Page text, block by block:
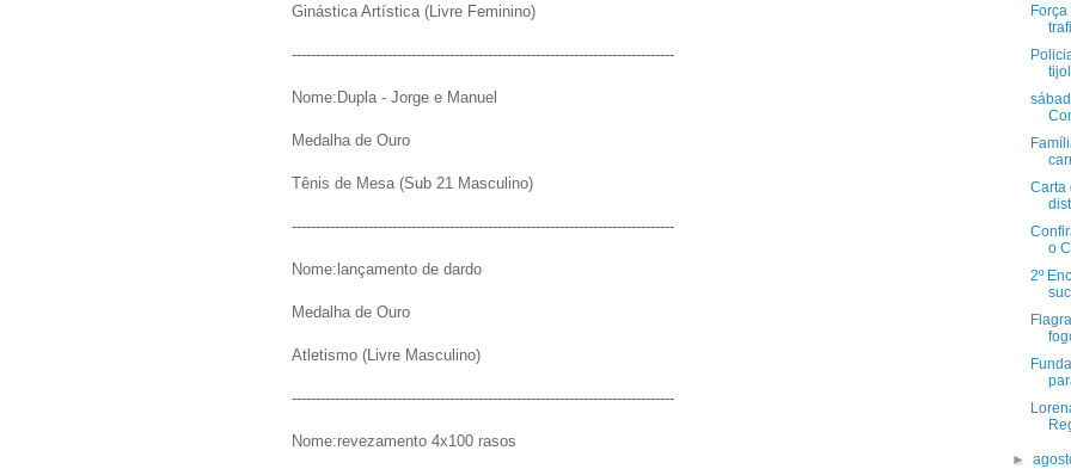
Ginástica Artística (Livre Feminino)
--------------------------------------------------------------------------------
Nome:Dupla - Jorge e Manuel
Medalha de Ouro
Tênis de Mesa (Sub 21 Masculino)
--------------------------------------------------------------------------------
Nome:lançamento de dardo
Medalha de Ouro
Atletismo (Livre Masculino)
--------------------------------------------------------------------------------
Nome:revezamento 4x100 rasos
Carta
o
2º
►